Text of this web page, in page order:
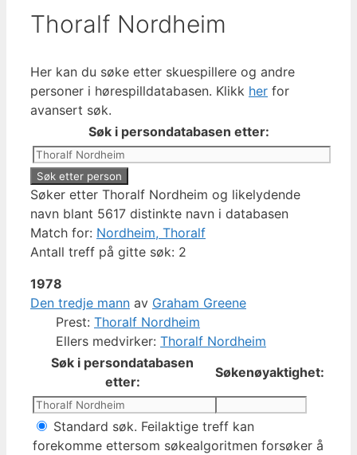
Thoralf Nordheim
Her kan du søke etter skuespillere og andre
personer i hørespilldatabasen. Klikk her for
avansert søk.
Søk i persondatabasen etter:
Søker etter Thoralf Nordheim og likelydende
navn blant 5617 distinkte navn i databasen
Match for: Nordheim, Thoralf
Antall treff på gitte søk: 2
1978
Den tredje mann av Graham Greene
Prest: Thoralf Nordheim
Ellers medvirker: Thoralf Nordheim
Søk i persondatabasen
etter:
Søkenøyaktighet:
Standard søk. Feilaktige treff kan
forekomme ettersom søkealgoritmen forsøker å